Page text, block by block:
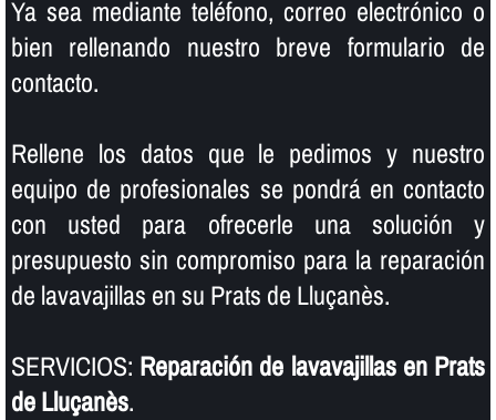
Ya sea mediante teléfono, correo electrónico o
bien rellenando nuestro breve formulario de
contacto.
Rellene los datos que le pedimos y nuestro
equipo de profesionales se pondrá en contacto
con usted para ofrecerle una solución y
presupuesto sin compromiso para la reparación
de lavavajillas en su Prats de Lluçanès.
SERVICIOS: Reparación de lavavajillas en Prats
de Lluçanès.